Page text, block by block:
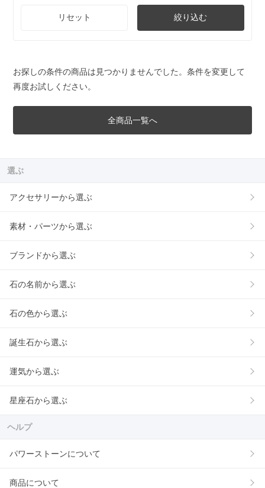
リセット 絞り込む
お探しの条件の商品は見つかりませんでした。条件を変更して
再度お試しください。
全商品一覧へ
選ぶ
アクセサリーから選ぶ
素材・パーツから選ぶ
ブランドから選ぶ
石の名前から選ぶ
石の色から選ぶ
誕生石から選ぶ
運気から選ぶ
星座石から選ぶ
ヘルプ
パワーストーンについて
商品について